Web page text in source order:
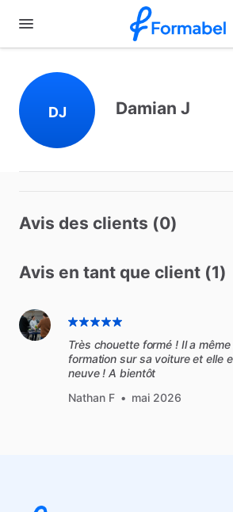
DJ Damian J
Avis des clients (0)
Avis en tant que client (1)
Très chouette formé ! Il a
formation sur sa voiture et elle
neuve ! A bientôt
Nathan F • mai 2026